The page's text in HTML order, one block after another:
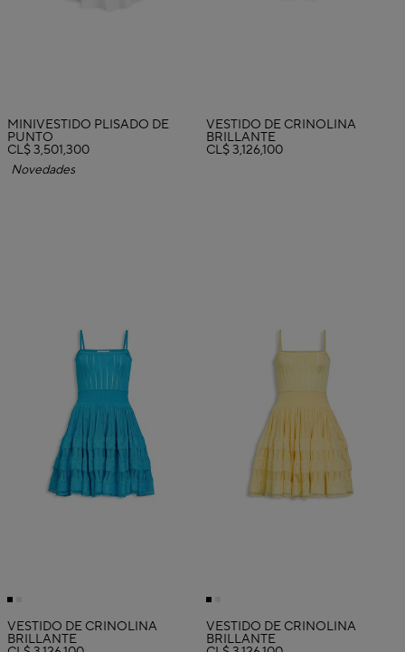
MINIVESTIDO PLISADO DE
PUNTO
CL$ 3,501,300
Novedades
VESTIDO DE CRINOLINA
BRILLANTE
CL$ 3,126,100
VESTIDO DE CRINOLINA
BRILLANTE
VESTIDO DE CRINOLINA
BRILLANTE